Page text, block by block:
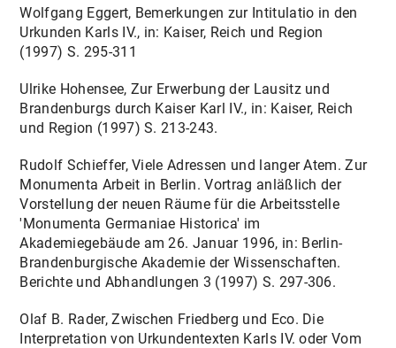
Wolfgang Eggert, Bemerkungen zur Intitulatio in den
Urkunden Karls IV., in: Kaiser, Reich und Region
(1997) S. 295-311
Ulrike Hohensee, Zur Erwerbung der Lausitz und
Brandenburgs durch Kaiser Karl IV., in: Kaiser, Reich
und Region (1997) S. 213-243.
Rudolf Schieffer, Viele Adressen und langer Atem. Zur
Monumenta Arbeit in Berlin. Vortrag anläßlich der
Vorstellung der neuen Räume für die Arbeitsstelle
'Monumenta Germaniae Historica' im
Akademiegebäude am 26. Januar 1996, in: Berlin-
Brandenburgische Akademie der Wissenschaften.
Berichte und Abhandlungen 3 (1997) S. 297-306.
Olaf B. Rader, Zwischen Friedberg und Eco. Die
Interpretation von Urkundentexten Karls IV. oder Vom